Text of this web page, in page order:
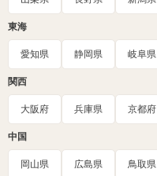
東海
愛知県 静岡県 岐阜県
関西
大阪府 兵庫県 京都府
中国
岡山県 広島県 鳥取県